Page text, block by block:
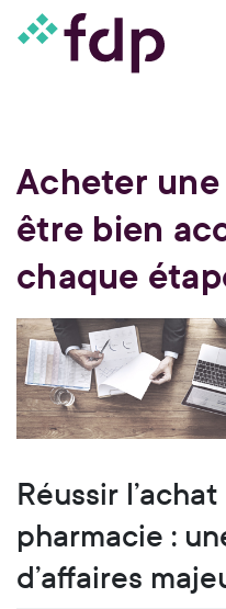
Acheter
être bien
chaque
Réussir
pharmacie :
d’affaires